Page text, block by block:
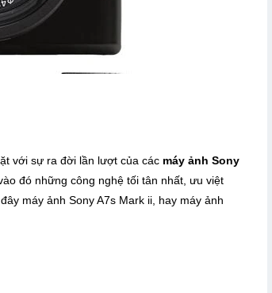
với sự ra đời lần lượt của các máy ảnh Sony
đó những công nghệ tối tân nhất, ưu việt
máy ảnh Sony A7s Mark ii, hay máy ảnh